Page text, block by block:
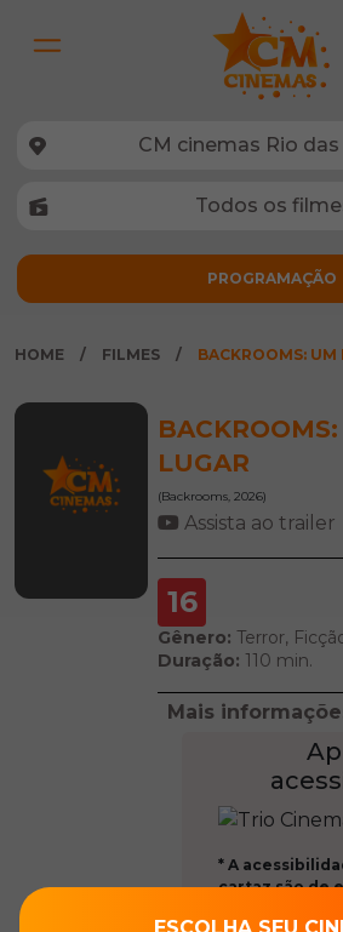
HOME FILMES BACKROOMS: UM
LUGAR
(Backrooms, 2026)
Assista ao trailer
16
Gênero: Terror,
Duração: 110 min.
Mais
* A
cartaz são de